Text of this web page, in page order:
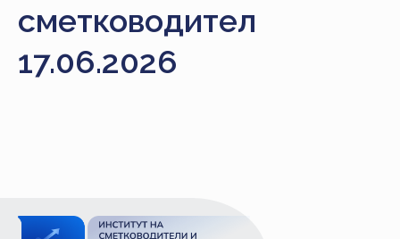
НАЈАВА
сметководител
17.06.2026